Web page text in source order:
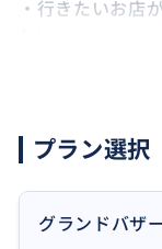
・行きたいお店
・見たい物があ
い。
・買付をしたい
プラン選択
グランドバザ